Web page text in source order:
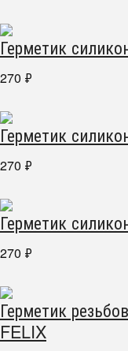
Герметик
270 ₽
Герметик
270 ₽
Герметик
270 ₽
Герметик
FELIX